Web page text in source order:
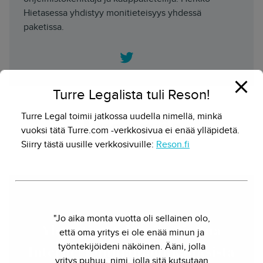
Hietasessa yhdistyy monitieteisyys yhdessä
paketissa.
Lue myös
Yle uutiset tekemässä juttua
Internet kunnianloukkauksista
Turre Legalista tuli Reson!
Turre Legal toimii jatkossa uudella nimellä, minkä
vuoksi tätä Turre.com -verkkosivua ei enää ylläpidetä.
Siirry tästä uusille verkkosivuille: Reson.fi
"Jo aika monta vuotta oli sellainen olo,
että oma yritys ei ole enää minun ja
työntekijöideni näköinen. Ääni, jolla